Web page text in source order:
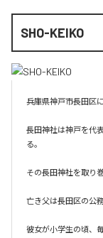
SHO-KEIKO
兵庫県神戸市長田区
長田神社は神戸を代
る。
その長田神社を取り
亡き父は長田区の公
彼女が小学生の頃、